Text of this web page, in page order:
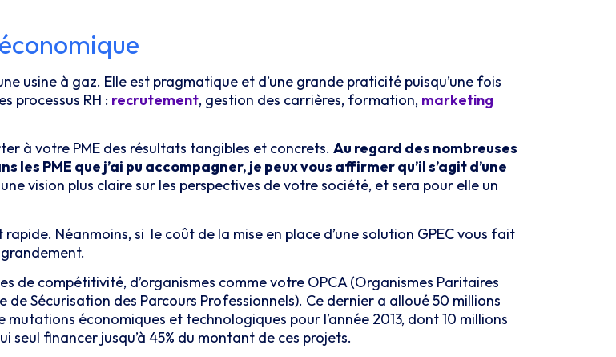
usine à gaz. Elle est pragmatique et d’une grande praticité puisqu’une fois
processus RH : recrutement, gestion des carrières, formation, marketing
à votre PME des résultats tangibles et concrets. Au regard des nombreuses
les PME que j’ai pu accompagner, je peux vous affirmer qu’il s’agit d’une
vision plus claire sur les perspectives de votre société, et sera pour elle un
Néanmoins, si le coût de la mise en place d’une solution GPEC vous fait
de compétitivité, d’organismes comme votre OPCA (Organismes Paritaires
de Sécurisation des Parcours Professionnels). Ce dernier a alloué 50 millions
économiques et technologiques pour l’année 2013, dont 10 millions
seul financer jusqu’à 45% du montant de ces projets.